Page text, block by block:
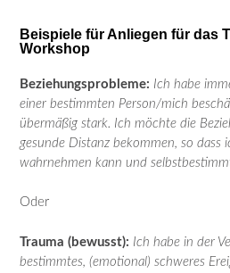
Beispiele für Anliegen für das
Workshop
Beziehungsprobleme: Ich habe
einer bestimmten Person/mich
übermäßig stark. Ich möchte die
gesunde Distanz bekommen, so dass
wahrnehmen kann und
Oder
Trauma (bewusst): Ich habe in der
bestimmtes, (emotional) schweres